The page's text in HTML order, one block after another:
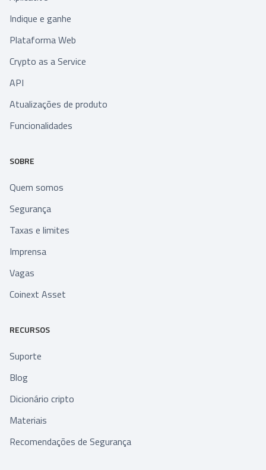
Indique e ganhe
Plataforma Web
Crypto as a Service
API
Atualizações de produto
Funcionalidades
SOBRE
Quem somos
Segurança
Taxas e limites
Imprensa
Vagas
Coinext Asset
RECURSOS
Suporte
Blog
Dicionário cripto
Materiais
Recomendações de Segurança